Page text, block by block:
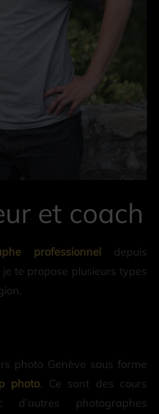
et coach
professionnel depuis
te propose plusieurs types
photo Genève sous forme
photo. Ce sont des cours
d’autres photographes